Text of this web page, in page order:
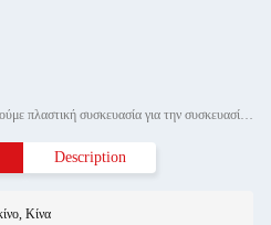
Συσκευασία λεπτομέρειες: Χρησιμοποιούμε πλαστική συσκευασία για την συσκευασία του καλωδίου άξονα και η εξωτερική συσκευασία
Description
Κίνα